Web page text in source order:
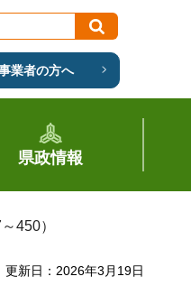
業者の方へ
県政情報
450）
更新日：2026年3月19日